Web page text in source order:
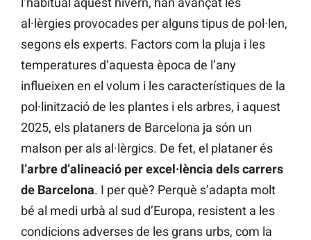
al·lèrgies provocades per alguns tipus de pol·len,
segons els experts. Factors com la pluja i les
temperatures d’aquesta època de l’any
influeixen en el volum i les característiques de la
pol·linització de les plantes i els arbres, i aquest
2025, els plataners de Barcelona ja són un
malson per als al·lèrgics. De fet, el plataner és
l’arbre d’alineació per excel·lència dels carrers
de Barcelona. I per què? Perquè s’adapta molt
bé al medi urbà al sud d’Europa, resistent a les
condicions adverses de les grans urbs, com la